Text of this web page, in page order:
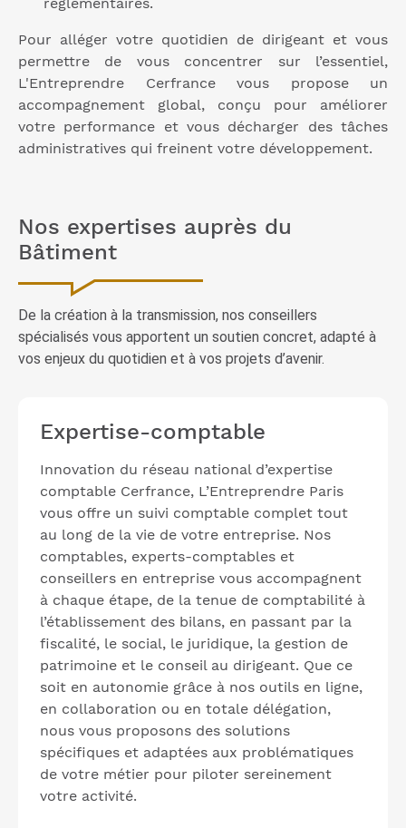
réglementaires.
Pour alléger votre quotidien de dirigeant et vous
permettre de vous concentrer sur l’essentiel,
L'Entreprendre Cerfrance vous propose un
accompagnement global, conçu pour améliorer
votre performance et vous décharger des tâches
administratives qui freinent votre développement.
Nos expertises auprès du
Bâtiment
De la création à la transmission, nos conseillers
spécialisés vous apportent un soutien concret, adapté à
vos enjeux du quotidien et à vos projets d’avenir.
Expertise-comptable
Innovation du réseau national d’expertise
comptable Cerfrance, L’Entreprendre Paris
vous offre un suivi comptable complet tout
au long de la vie de votre entreprise. Nos
comptables, experts-comptables et
conseillers en entreprise vous accompagnent
à chaque étape, de la tenue de comptabilité à
l’établissement des bilans, en passant par la
fiscalité, le social, le juridique, la gestion de
patrimoine et le conseil au dirigeant. Que ce
soit en autonomie grâce à nos outils en ligne,
en collaboration ou en totale délégation,
nous vous proposons des solutions
spécifiques et adaptées aux problématiques
de votre métier pour piloter sereinement
votre activité.